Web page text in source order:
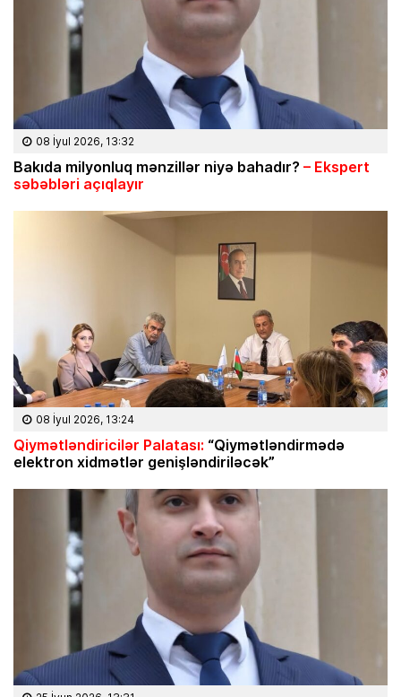
08 İyul 2026, 13:32
Bakıda milyonluq mənzillər niyə bahadır? – Ekspert
səbəbləri açıqlayır
08 İyul 2026, 13:24
Qiymətləndiricilər Palatası: “Qiymətləndirmədə
elektron xidmətlər genişləndiriləcək”